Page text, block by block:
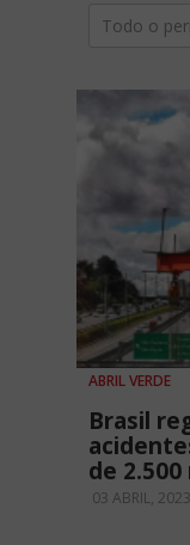
Todo o
ABRIL VERDE
Brasil
de
03 ABRIL,